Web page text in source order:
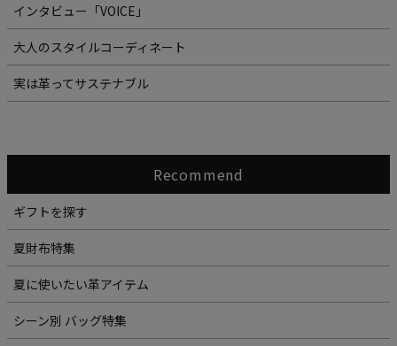
インタビュー「VOICE」
大人のスタイルコーディネート
実は革ってサステナブル
Recommend
ギフトを探す
夏財布特集
夏に使いたい革アイテム
シーン別 バッグ特集